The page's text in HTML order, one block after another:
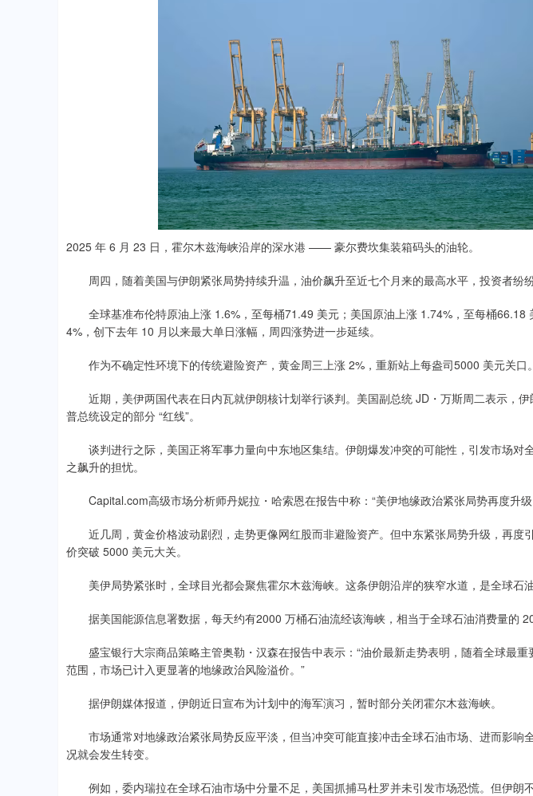
2025 年 6 月 23 日，霍尔木兹海峡沿岸的深水港 —— 豪尔费坎集装箱码头的油轮。
周四，随着美国与伊朗紧张局势持续升温，油价飙升至近七个月来的最高水平，投资者纷纷
全球基准布伦特原油上涨 1.6%，至每桶71.49 美元；美国原油上涨 1.74%，至每桶66.18
4%，创下去年 10 月以来最大单日涨幅，周四涨势进一步延续。
作为不确定性环境下的传统避险资产，黄金周三上涨 2%，重新站上每盎司5000 美元关口
近期，美伊两国代表在日内瓦就伊朗核计划举行谈判。美国副总统 JD・万斯周二表示，伊
普总统设定的部分 “红线”。
谈判进行之际，美国正将军事力量向中东地区集结。伊朗爆发冲突的可能性，引发市场对
之飙升的担忧。
Capital.com高级市场分析师丹妮拉・哈索恩在报告中称：“美伊地缘政治紧张局势再度升
近几周，黄金价格波动剧烈，走势更像网红股而非避险资产。但中东紧张局势升级，再度
价突破 5000 美元大关。
美伊局势紧张时，全球目光都会聚焦霍尔木兹海峡。这条伊朗沿岸的狭窄水道，是全球石油
据美国能源信息署数据，每天约有2000 万桶石油流经该海峡，相当于全球石油消费量的
盛宝银行大宗商品策略主管奥勒・汉森在报告中表示：“油价最新走势表明，随着全球最重
范围，市场已计入更显著的地缘政治风险溢价。”
据伊朗媒体报道，伊朗近日宣布为计划中的海军演习，暂时部分关闭霍尔木兹海峡。
市场通常对地缘政治紧张局势反应平淡，但当冲突可能直接冲击全球石油市场、进而影响
况就会发生转变。
例如，委内瑞拉在全球石油市场中分量不足，美国抓捕马杜罗并未引发市场恐慌。但伊朗